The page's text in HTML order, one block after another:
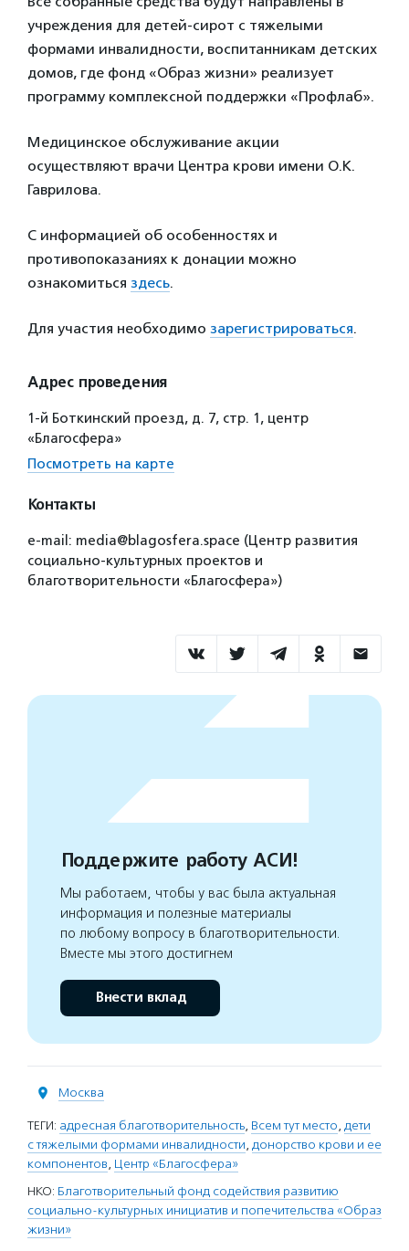
учреждения для детей-сирот с тяжелыми
формами инвалидности, воспитанникам детских
домов, где фонд «Образ жизни» реализует
программу комплексной поддержки «Профлаб».
Медицинское обслуживание акции
осуществляют врачи Центра крови имени О.К.
Гаврилова.
С информацией об особенностях и
противопоказаниях к донации можно
ознакомиться здесь.
Для участия необходимо зарегистрироваться.
Адрес проведения
1-й Боткинский проезд, д. 7, стр. 1, центр
«Благосфера»
Посмотреть на карте
Контакты
e-mail: media@blagosfera.space (Центр развития
социально-культурных проектов и
благотворительности «Благосфера»)
Поддержите работу АСИ!
Мы работаем, чтобы у вас была актуальная
информация и полезные материалы
по любому вопросу в благотворительности.
Вместе мы этого достигнем
Внести вклад
Москва
ТЕГИ: адресная благотворительность, Всем тут место, дети
с тяжелыми формами инвалидности, донорство крови и ее
компонентов, Центр «Благосфера»
НКО: Благотворительный фонд содействия развитию
социально-культурных инициатив и попечительства «Образ
жизни»